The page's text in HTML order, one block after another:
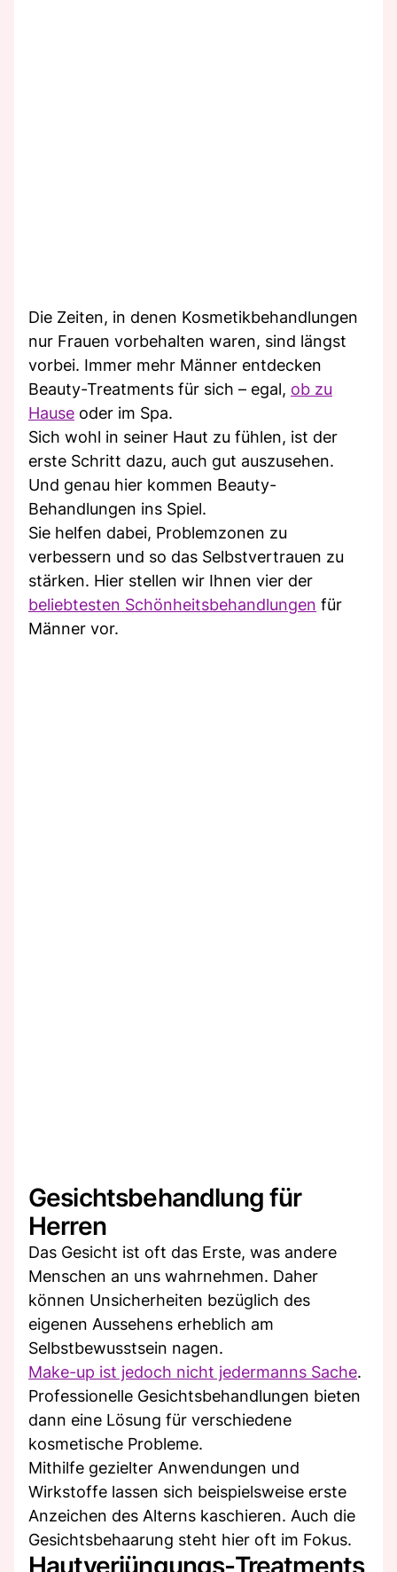
Die Zeiten, in denen Kosmetikbehandlungen
nur Frauen vorbehalten waren, sind längst
vorbei. Immer mehr Männer entdecken
Beauty-Treatments für sich – egal, ob zu
Hause oder im Spa.
Sich wohl in seiner Haut zu fühlen, ist der
erste Schritt dazu, auch gut auszusehen.
Und genau hier kommen Beauty-
Behandlungen ins Spiel.
Sie helfen dabei, Problemzonen zu
verbessern und so das Selbstvertrauen zu
stärken. Hier stellen wir Ihnen vier der
beliebtesten Schönheitsbehandlungen für
Männer vor.
Gesichtsbehandlung für
Herren
Das Gesicht ist oft das Erste, was andere
Menschen an uns wahrnehmen. Daher
können Unsicherheiten bezüglich des
eigenen Aussehens erheblich am
Selbstbewusstsein nagen.
Make-up ist jedoch nicht jedermanns Sache.
Professionelle Gesichtsbehandlungen bieten
dann eine Lösung für verschiedene
kosmetische Probleme.
Mithilfe gezielter Anwendungen und
Wirkstoffe lassen sich beispielsweise erste
Anzeichen des Alterns kaschieren. Auch die
Gesichtsbehaarung steht hier oft im Fokus.
Hautverjüngungs-Treatments